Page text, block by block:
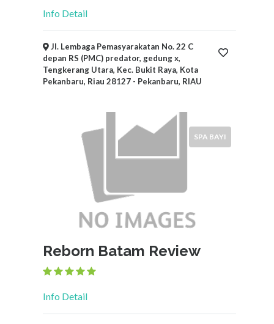
Info Detail
Jl. Lembaga Pemasyarakatan No. 22 C
depan RS (PMC) predator, gedung x,
Tengkerang Utara, Kec. Bukit Raya, Kota
Pekanbaru, Riau 28127 - Pekanbaru, RIAU
SPA BAYI
Reborn Batam Review
Info Detail